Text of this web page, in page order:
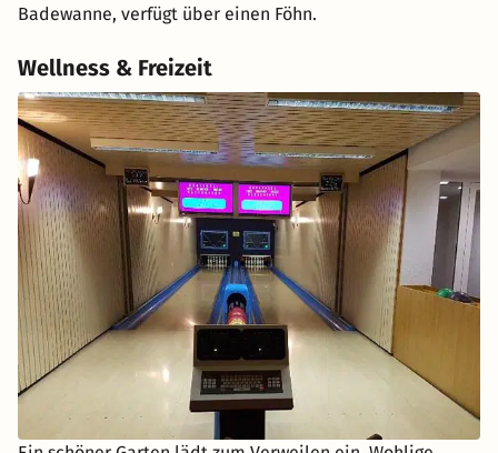
Badewanne, verfügt über einen Föhn.
Wellness & Freizeit